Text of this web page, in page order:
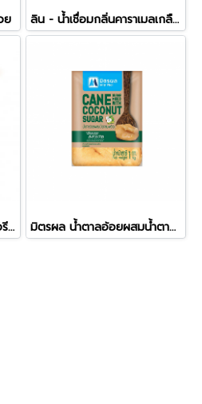
ย ลิน - น้ำเชื่อมกลิ่นคาราเมลเกลือชมพูหิมาลายัน (750ml)
น้ำตาลทรายแดงสำหรับเบเกอรี ลิน มิตรผล น้ำตาลอ้อยผสมน้ำตาลมะพร้าว